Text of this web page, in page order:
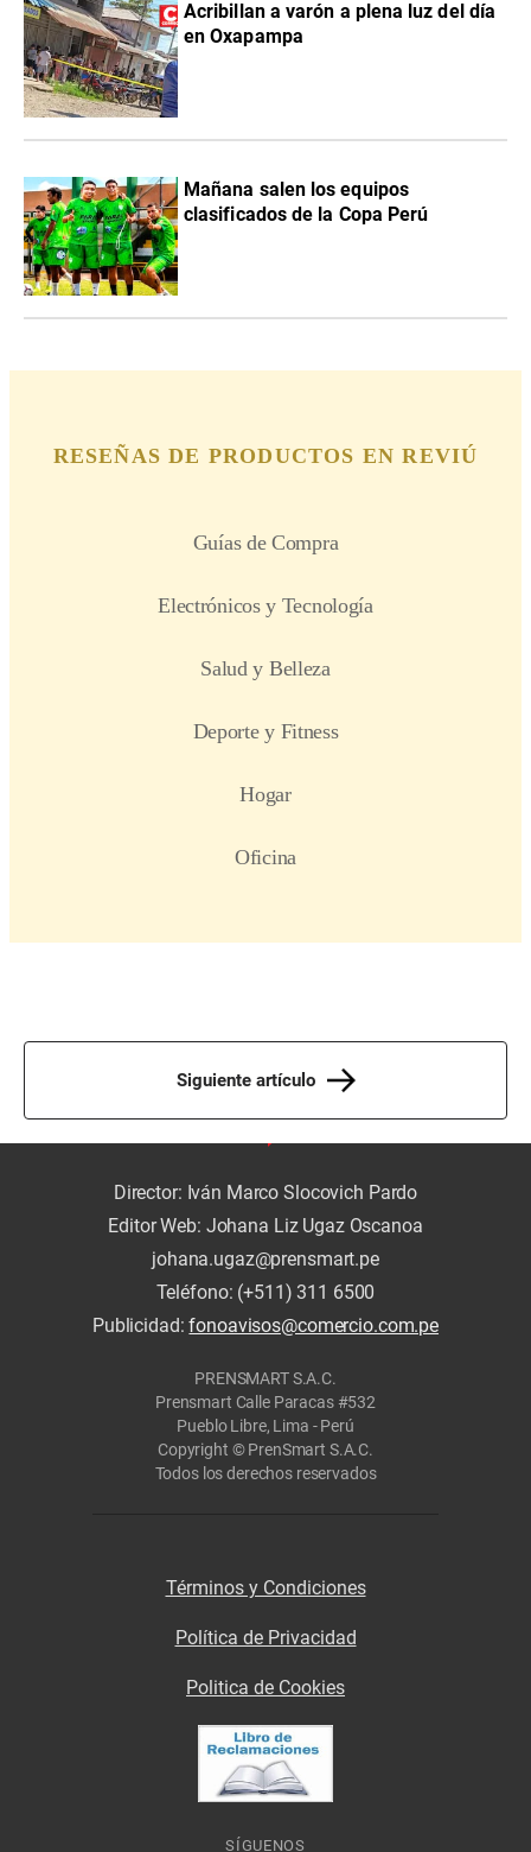
Acribillan a varón a plena luz del día
en Oxapampa
Mañana salen los equipos
clasificados de la Copa Perú
Siguiente artículo
Director: Iván Marco Slocovich Pardo
Editor Web: Johana Liz Ugaz Oscanoa
johana.ugaz@prensmart.pe
Teléfono: (+511) 311 6500
Publicidad:fonoavisos@comercio.com.pe
PRENSMART S.A.C.
Prensmart Calle Paracas #532
Pueblo Libre, Lima - Perú
Copyright © PrenSmart S.A.C.
Todos los derechos reservados
Términos y Condiciones
Política de Privacidad
Politica de Cookies
SÍGUENOS